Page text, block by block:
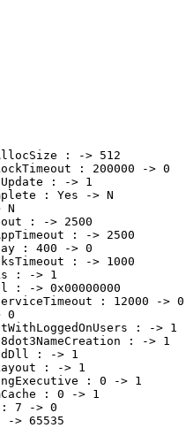
: -> 512
: 200000 -> 0
: -> 1
: Yes -> N
N
: -> 2500
: -> 2500
: 400 -> 0
: -> 1000
: -> 1
: -> 0x00000000
: 12000 -> 0
0
: -> 1
: -> 1
: -> 1
: -> 1
: 0 -> 1
: 0 -> 1
: 7 -> 0
> 65535